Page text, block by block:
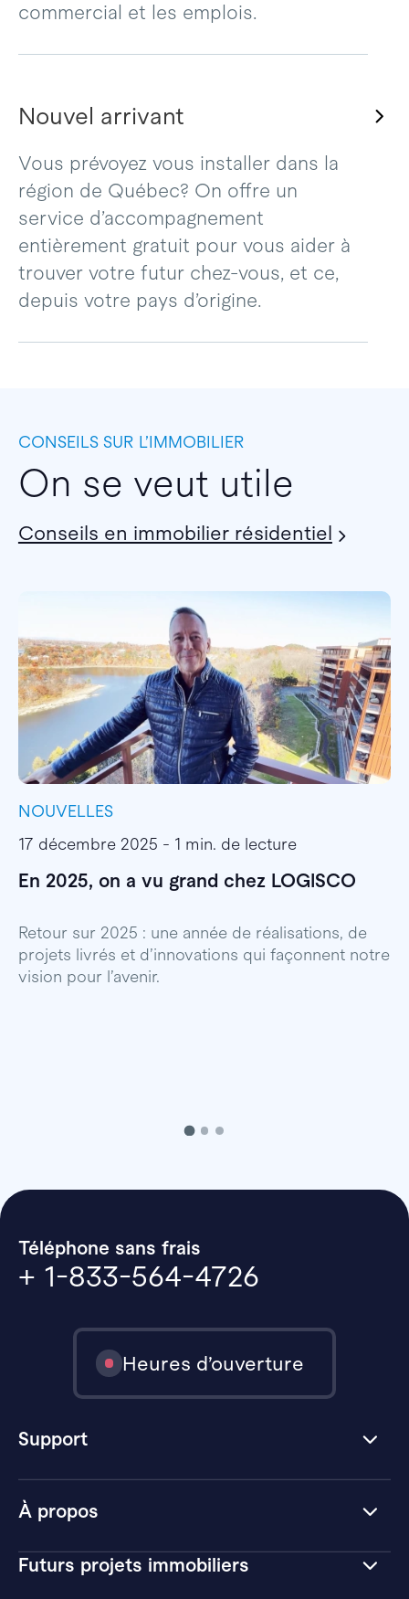
commercial et les emplois.
Nouvel arrivant
Vous prévoyez vous installer dans la
région de Québec? On offre un
service d’accompagnement
entièrement gratuit pour vous aider à
trouver votre futur chez-vous, et ce,
depuis votre pays d’origine.
CONSEILS SUR L’IMMOBILIER
On se veut utile
Conseils en immobilier résidentiel
NOUVELLES
17 décembre 2025 - 1 min. de lecture
En 2025, on a vu grand chez LOGISCO
Retour sur 2025 : une année de réalisations, de
projets livrés et d’innovations qui façonnent notre
vision pour l’avenir.
À propos
Futurs projets immobiliers
Téléphone sans frais
+ 1-833-564-4726
Heures d’ouverture
Support